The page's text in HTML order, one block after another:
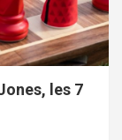
les 7